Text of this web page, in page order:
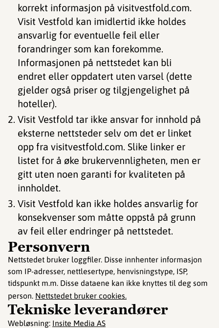
korrekt informasjon på visitvestfold.com.
Visit Vestfold kan imidlertid ikke holdes
ansvarlig for eventuelle feil eller
forandringer som kan forekomme.
Informasjonen på nettstedet kan bli
endret eller oppdatert uten varsel (dette
gjelder også priser og tilgjengelighet på
hoteller).
Visit Vestfold tar ikke ansvar for innhold på
eksterne nettsteder selv om det er linket
opp fra visitvestfold.com. Slike linker er
listet for å øke brukervennligheten, men er
gitt uten noen garanti for kvaliteten på
innholdet.
Visit Vestfold kan ikke holdes ansvarlig for
konsekvenser som måtte oppstå på grunn
av feil eller endringer på nettstedet.
Personvern
Nettstedet bruker loggfiler. Disse innhenter informasjon
som IP-adresser, nettlesertype, henvisningstype, ISP,
tidspunkt m.m. Disse dataene kan ikke knyttes til deg som
person. Nettstedet bruker cookies.
Tekniske leverandører
Webløsning: Insite Media AS